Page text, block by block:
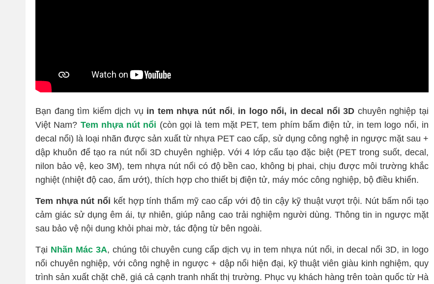
Bạn đang tìm kiếm dịch vụ in tem nhựa nút nổi, in logo nổi, in decal nổi 3D chuyên nghiệp tại
Việt Nam? Tem nhựa nút nổi (còn gọi là tem mặt PET, tem phím bấm điện tử, in tem logo nổi, in
decal nổi) là loại nhãn được sản xuất từ nhựa PET cao cấp, sử dụng công nghệ in ngược mặt sau +
dập khuôn để tạo ra nút nổi 3D chuyên nghiệp. Với 4 lớp cấu tạo đặc biệt (PET trong suốt, decal,
nilon bảo vệ, keo 3M), tem nhựa nút nổi có độ bền cao, không bị phai, chịu được môi trường khắc
nghiệt (nhiệt độ cao, ẩm ướt), thích hợp cho thiết bị điện tử, máy móc công nghiệp, bộ điều khiển.
Tem nhựa nút nổi kết hợp tính thẩm mỹ cao cấp với độ tin cậy kỹ thuật vượt trội. Nút bấm nổi tạo
cảm giác sử dụng êm ái, tự nhiên, giúp nâng cao trải nghiệm người dùng. Thông tin in ngược mặt
sau bảo vệ nội dung khỏi phai mờ, tác động từ bên ngoài.
Tại Nhãn Mác 3A, chúng tôi chuyên cung cấp dịch vụ in tem nhựa nút nổi, in decal nổi 3D, in logo
nổi chuyên nghiệp, với công nghệ in ngược + dập nổi hiện đại, kỹ thuật viên giàu kinh nghiệm, quy
trình sản xuất chặt chẽ, giá cả cạnh tranh nhất thị trường. Phục vụ khách hàng trên toàn quốc từ Hà